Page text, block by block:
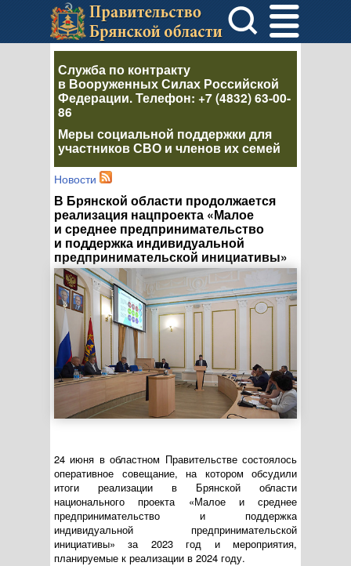
Служба по контракту
в Вооруженных Силах Российской
Федерации. Телефон: +7 (4832) 63-00-
86
Меры социальной поддержки для
участников СВО и членов их семей
Новости
В Брянской области продолжается
реализация нацпроекта «Малое
и среднее предпринимательство
и поддержка индивидуальной
предпринимательской инициативы»
24 июня в областном Правительстве состоялось
оперативное совещание, на котором обсудили
итоги реализации в Брянской области
национального проекта «Малое и среднее
предпринимательство и поддержка
индивидуальной предпринимательской
инициативы» за 2023 год и мероприятия,
планируемые к реализации в 2024 году.